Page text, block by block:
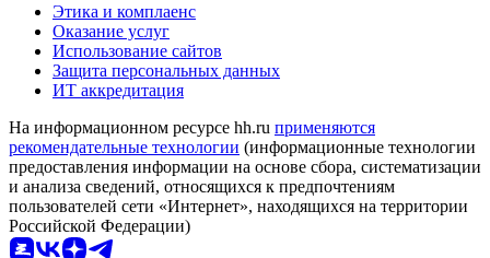
Этика и комплаенс
Оказание услуг
Использование сайтов
Защита персональных данных
ИТ аккредитация
На информационном ресурсе hh.ru применяются
рекомендательные технологии (информационные технологии
предоставления информации на основе сбора, систематизации
и анализа сведений, относящихся к предпочтениям
пользователей сети «Интернет», находящихся на территории
Российской Федерации)